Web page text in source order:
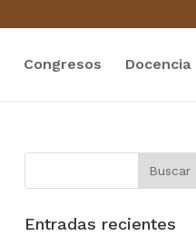
Congresos Docencia
Entradas recientes